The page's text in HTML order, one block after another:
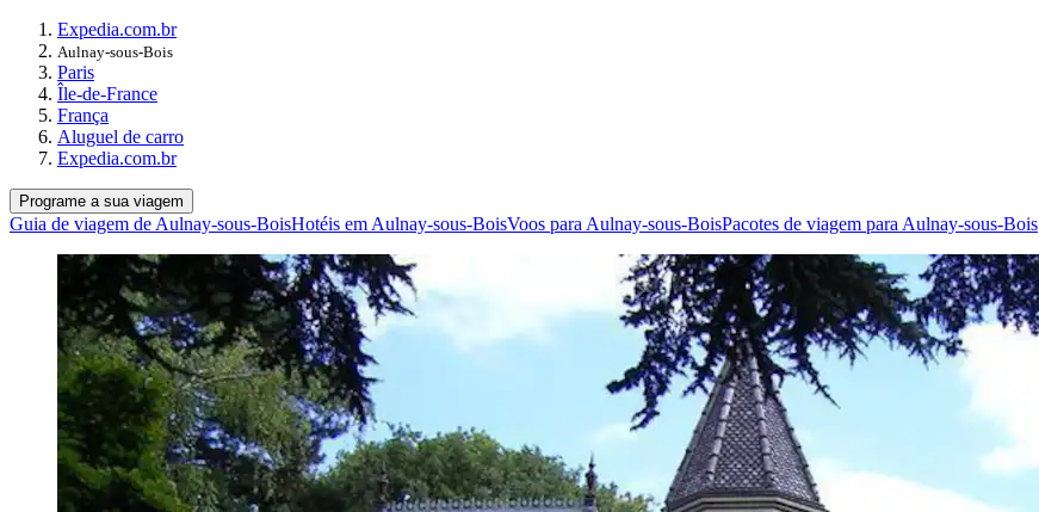
Expedia.com.br
Aulnay-sous-Bois
Paris
Île-de-France
França
Aluguel de carro
Expedia.com.br
Programe a sua viagem
Guia de viagem de Aulnay-sous-BoisHotéis em Aulnay-sous-BoisVoos para Aulnay-sous-BoisPacotes de viagem para Aulnay-sous-Bois